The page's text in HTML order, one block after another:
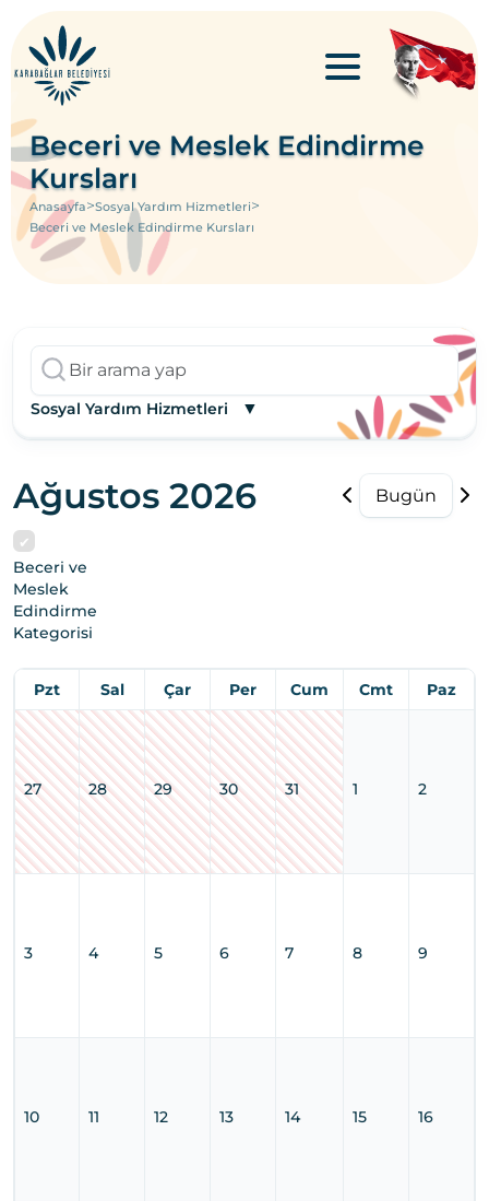
Beceri ve Meslek Edindirme
Kursları
Anasayfa>Sosyal Yardım Hizmetleri>
Beceri ve Meslek Edindirme Kursları
Sosyal Yardım Hizmetleri ▼
Ağustos 2026 Bugün
Beceri ve
Meslek
Edindirme
Kategorisi
Pzt Sal Çar Per Cum Cmt Paz
27 28 29 30 31 1 2
3 4 5 6 7 8 9
10 11 12 13 14 15 16